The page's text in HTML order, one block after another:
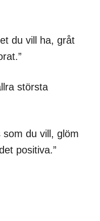
du vill ha, gråt
största
som du vill, glöm
positiva.”